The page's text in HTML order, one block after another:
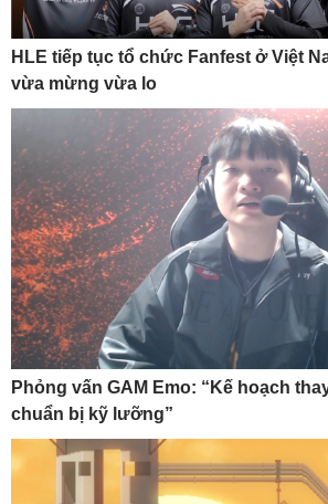
HLE tiếp tục tổ chức Fanfest ở Việt
vừa mừng vừa lo
Phỏng vấn GAM Emo: “Kế hoạch
chuẩn bị kỹ lưỡng”